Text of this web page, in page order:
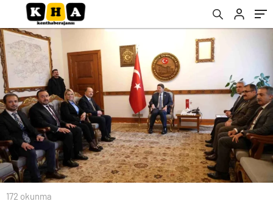
Paketi seçimden sonra gündeme gelecek
172 okunma